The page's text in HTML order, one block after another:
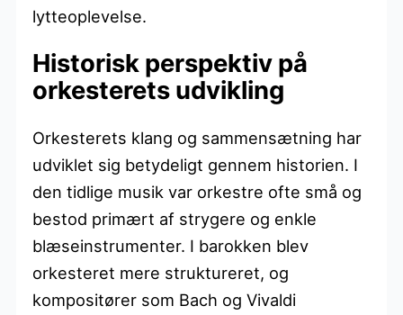
lytteoplevelse.
Historisk perspektiv på
orkesterets udvikling
Orkesterets klang og sammensætning har
udviklet sig betydeligt gennem historien. I
den tidlige musik var orkestre ofte små og
bestod primært af strygere og enkle
blæseinstrumenter. I barokken blev
orkesteret mere struktureret, og
kompositører som Bach og Vivaldi